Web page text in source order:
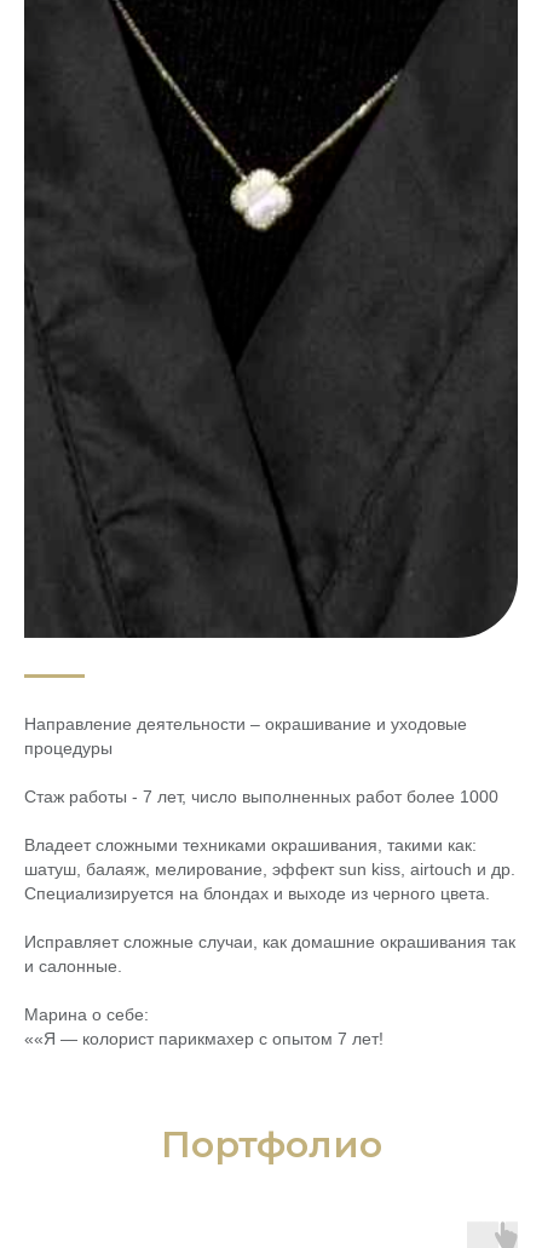
Направление деятельности – окрашивание и уходовые
процедуры
Стаж работы - 7 лет, число выполненных работ более 1000
Владеет сложными техниками окрашивания, такими как:
шатуш, балаяж, мелирование, эффект sun kiss, airtouch и др.
Специализируется на блондах и выходе из черного цвета.
Исправляет сложные случаи, как домашние окрашивания так
и салонные.
Марина о себе:
««Я — колорист парикмахер с опытом 7 лет!
Портфолио